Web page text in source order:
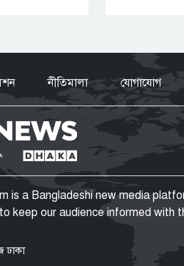
নীতিমালা যোগাযোগ
is a Bangladeshi new media
keep our audience informed with
ঢাকা